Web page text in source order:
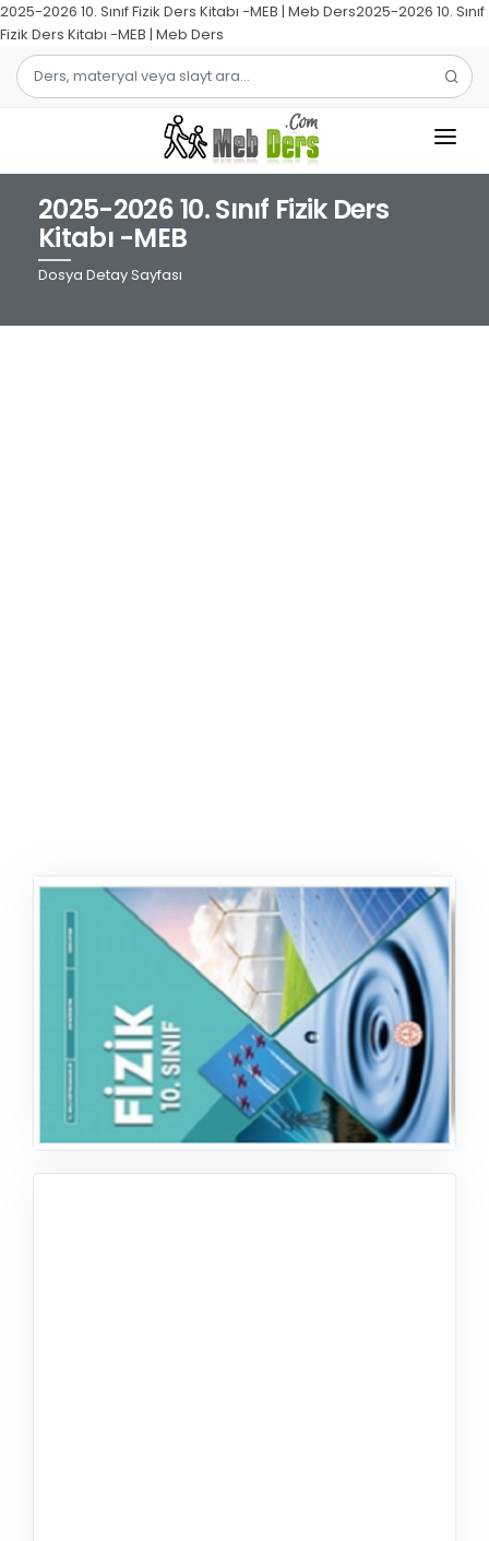
2025-2026 10. Sınıf Fizik Ders Kitabı -MEB | Meb Ders2025-2026 10. Sınıf
Fizik Ders Kitabı -MEB | Meb Ders
1.SINIF
2.SINIF
2025-2026 10. Sınıf Fizik Ders
Kitabı -MEB
Dosya Detay Sayfası